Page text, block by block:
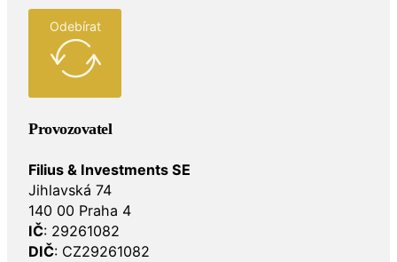
Odebírat
Provozovatel
Filius & Investments SE
Jihlavská 74
140 00 Praha 4
IČ: 29261082
DIČ: CZ29261082